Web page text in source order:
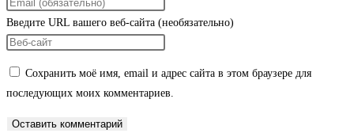
Введите URL вашего веб-сайта (необязательно)
Сохранить моё имя, email и адрес сайта в этом браузере для
последующих моих комментариев.